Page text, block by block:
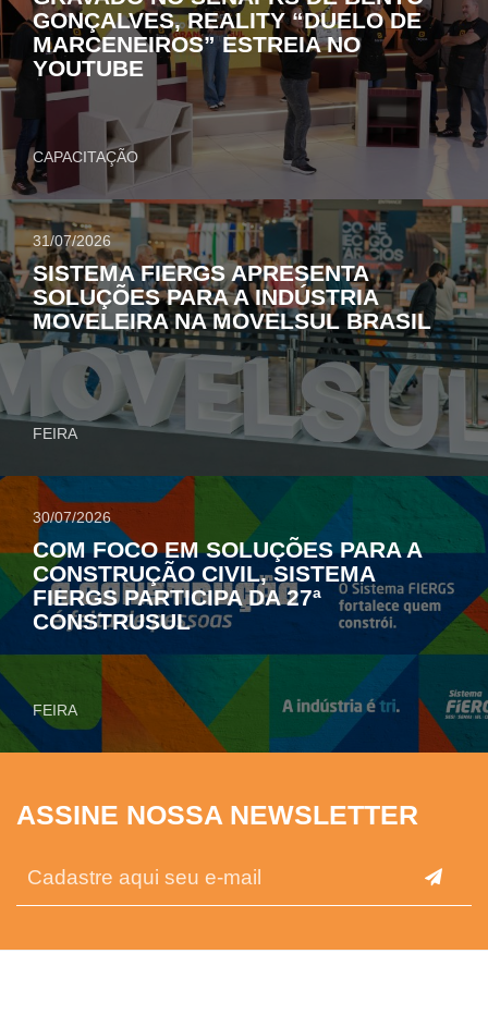
GONÇALVES, REALITY “DUELO DE
MARCENEIROS” ESTREIA NO
YOUTUBE
CAPACITAÇÃO
31/07/2026
SISTEMA FIERGS APRESENTA
SOLUÇÕES PARA A INDÚSTRIA
MOVELEIRA NA MOVELSUL BRASIL
FEIRA
30/07/2026
COM FOCO EM SOLUÇÕES PARA A
CONSTRUÇÃO CIVIL, SISTEMA
FIERGS PARTICIPA DA 27ª
CONSTRUSUL
FEIRA
ASSINE NOSSA NEWSLETTER